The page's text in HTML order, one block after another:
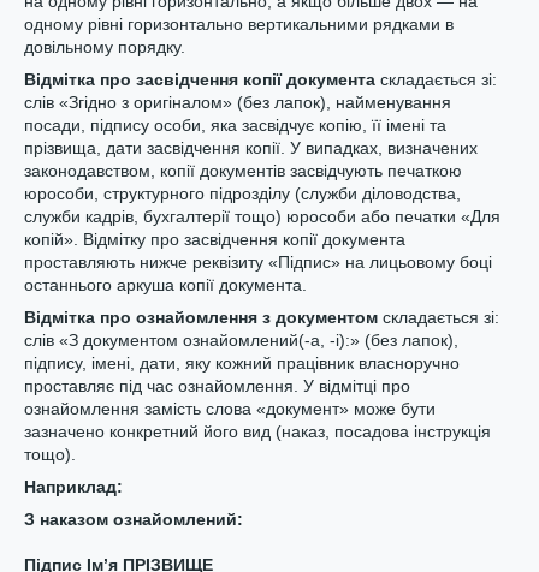
одному рівні горизонтально вертикальними рядками в
довільному порядку.
Відмітка про засвідчення копії документа складається зі:
слів «Згідно з оригіналом» (без лапок), найменування
посади, підпису особи, яка засвідчує копію, її імені та
прізвища, дати засвідчення копії. У випадках, визначених
законодавством, копії документів засвідчують печаткою
юрособи, структурного підрозділу (служби діловодства,
служби кадрів, бухгалтерії тощо) юрособи або печатки «Для
копій». Відмітку про засвідчення копії документа
проставляють нижче реквізиту «Підпис» на лицьовому боці
останнього аркуша копії документа.
Відмітка про ознайомлення з документом складається зі:
слів «З документом ознайомлений(-а, -і):» (без лапок),
підпису, імені, дати, яку кожний працівник власноручно
проставляє під час ознайомлення. У відмітці про
ознайомлення замість слова «документ» може бути
зазначено конкретний його вид (наказ, посадова інструкція
тощо).
Наприклад:
З наказом ознайомлений:
Підпис Ім’я ПРІЗВИЩЕ